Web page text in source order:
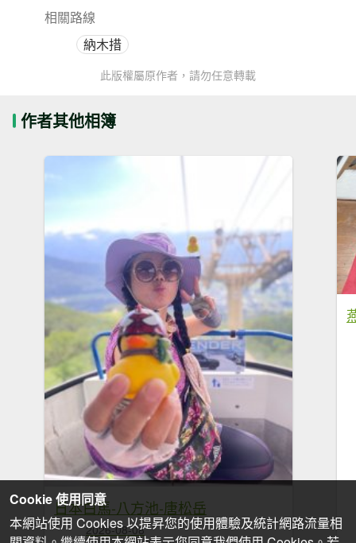
相關路線
納木措
此版權屬原作者，請勿任意轉載
作者其他相簿
日本白馬-八方池-唐松岳
2026-08-08
Cookie 使用同意
本網站使用 Cookies 以提昇您的使用體驗及統計網路流量相